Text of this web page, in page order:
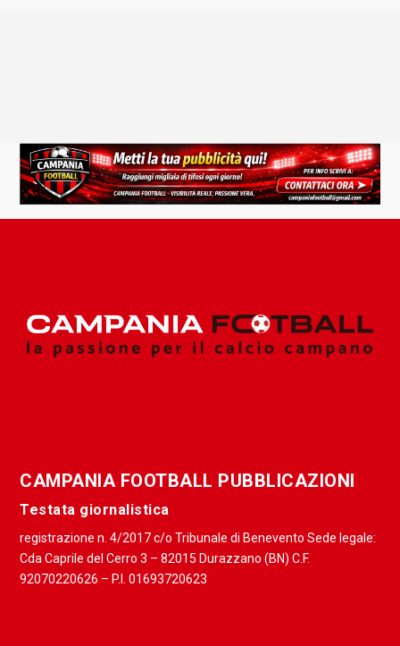
CAMPANIA FOOTBALL PUBBLICAZIONI
Testata giornalistica
registrazione n. 4/2017 c/o Tribunale di Benevento Sede legale:
Cda Caprile del Cerro 3 – 82015 Durazzano (BN) C.F.
92070220626 – P.I. 01693720623